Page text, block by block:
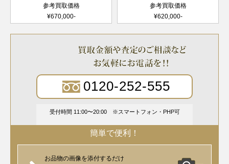
参考買取価格
¥670,000-
参考買取価格
¥620,000-
0120-252-555
受付時間 11:00〜20:00 スマートフォン・PHP可
簡単で便利！
お品物の画像を添付するだけ